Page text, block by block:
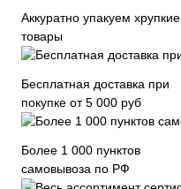
Аккуратно упакуем хрупкие
товары
Бесплатная доставка при
покупке от 5 000 руб
Более 1 000 пунктов
самовывоза по РФ